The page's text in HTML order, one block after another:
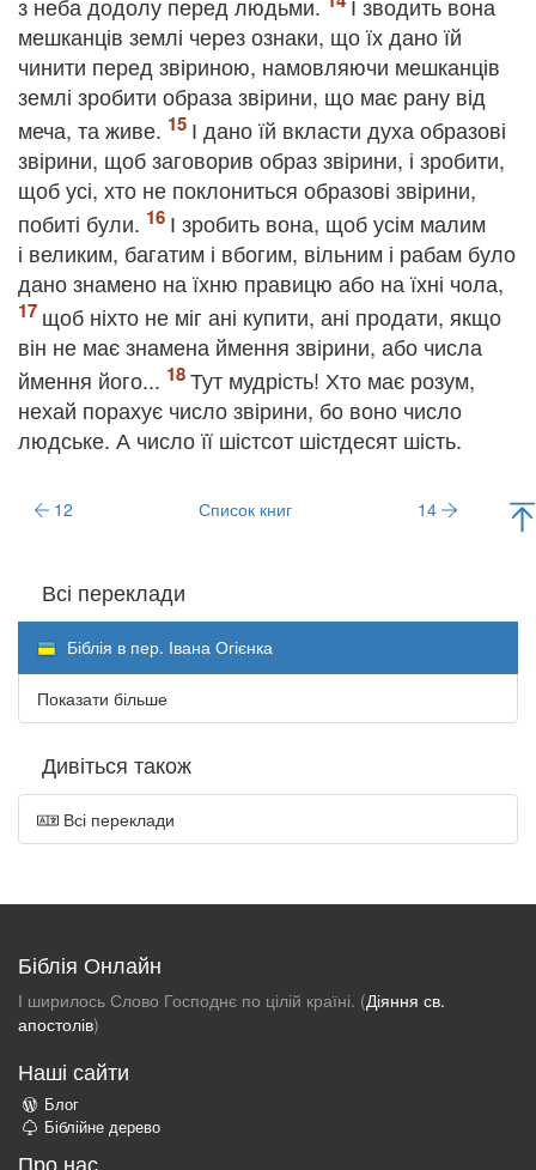
мешканців землі через ознаки, що їх дано їй
чинити перед звіриною, намовляючи мешканців
землі зробити образа звірини, що має рану від
меча, та живе.
І дано їй вкласти духа образові
звірини, щоб заговорив образ звірини, і зробити,
щоб усі, хто не поклониться образові звірини,
побиті були.
І зробить вона, щоб усім малим
і великим, багатим і вбогим, вільним і рабам було
дано знамено на їхню правицю або на їхні чола,
щоб ніхто не міг ані купити, ані продати, якщо
він не має знамена ймення звірини, або числа
ймення його...
Тут мудрість! Хто має розум,
нехай порахує число звірини, бо воно число
людське. А число її шістсот шістдесят шість.
12 Список книг 14
Всі переклади
Біблія в пер. Івана Огієнка
Показати більше
Дивіться також
Всі переклади
Біблія Онлайн
І ширилось Слово Господнє по цілій країні. (Діяння св.
апостолів)
Наші сайти
Блог
Біблійне дерево
Про нас